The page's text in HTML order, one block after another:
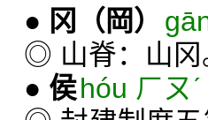
● 冈 （岡）
◎ 山脊：山冈
● 侯hóu ㄏㄡˊ